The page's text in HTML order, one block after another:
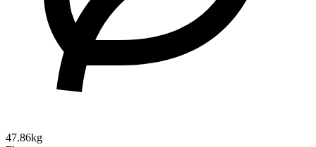
47.86kg